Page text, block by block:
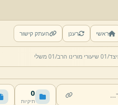
ראשי רענן העתק קישור
01 שיעורי מורינו הרב/ 01 משלי
0
תיקיות
פסוק ב, .
mp3
16/06/2026 20:31
פסוק ג,
mp3
16/06/2026 20:31